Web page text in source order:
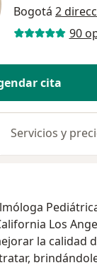
Bogotá 2
90
cita
Servicios y
Los
la calidad